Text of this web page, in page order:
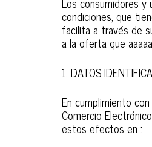
condiciones, que
facilita a través de
a la oferta que
1. DATOS
En cumplimiento
Comercio
estos efectos en :